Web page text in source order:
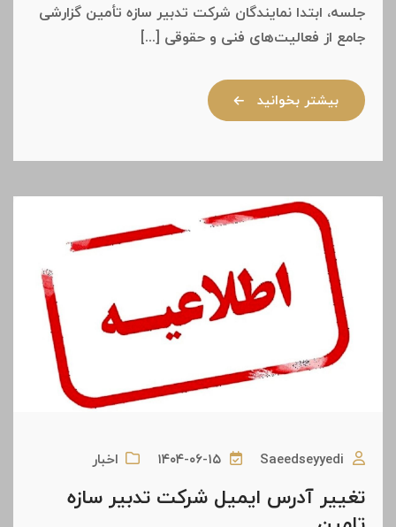
جلسه، ابتدا نمایندگان شرکت تدبیر سازه تأمین گزارشی
جامع از فعالیت‌های فنی و حقوقی [...]
بیشتر بخوانید
Saeedseyyedi ۱۴۰۴-۰۶-۱۵ اخبار
تغییر آدرس ایمیل شرکت تدبیر سازه